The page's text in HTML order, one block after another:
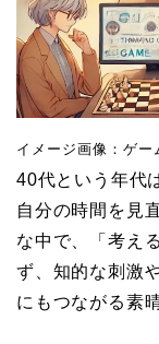
イメージ画像：ゲー
40代という年代
自分の時間を見
な中で、「考え
ず、知的な刺激
にもつながる素